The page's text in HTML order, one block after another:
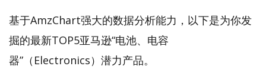
基于AmzChart强大的数据分析能力，以下是为你发
掘的最新TOP5亚马逊“电池、电容
器”（Electronics）潜力产品。